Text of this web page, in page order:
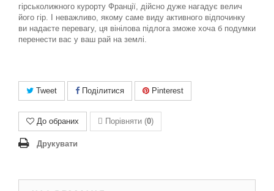
гірськолижного курорту Франції, дійсно дуже нагадує велич
його гір. І неважливо, якому саме виду активного відпочинку
ви надаєте перевагу, ця вінілова підлога зможе хоча б подумки
перенести вас у ваш рай на землі.
Tweet Поділитися Pinterest
До обраних Порівняти (0)
Друкувати